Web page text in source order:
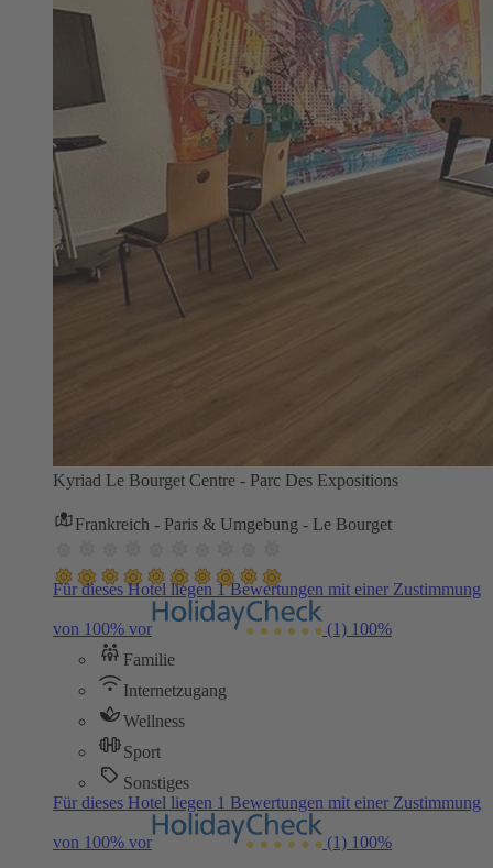
Kyriad Le Bourget Centre - Parc Des Expositions
Frankreich - Paris & Umgebung - Le Bourget
Für dieses Hotel liegen 1 Bewertungen mit einer Zustimmung
von 100% vor (1) 100%
Familie
Internetzugang
Wellness
Sport
Sonstiges
Für dieses Hotel liegen 1 Bewertungen mit einer Zustimmung
von 100% vor (1) 100%